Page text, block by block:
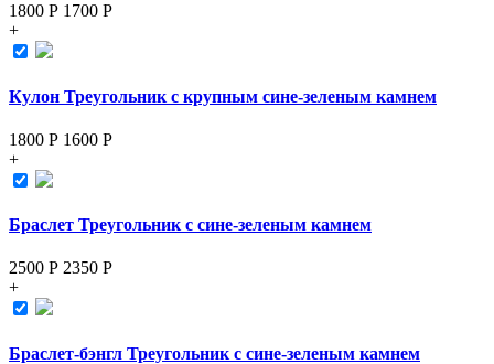
1800 Р 1700 Р
+
Кулон Треугольник с крупным сине-зеленым камнем
1800 Р 1600 Р
+
Браслет Треугольник с сине-зеленым камнем
2500 Р 2350 Р
+
Браслет-бэнгл Треугольник с сине-зеленым камнем